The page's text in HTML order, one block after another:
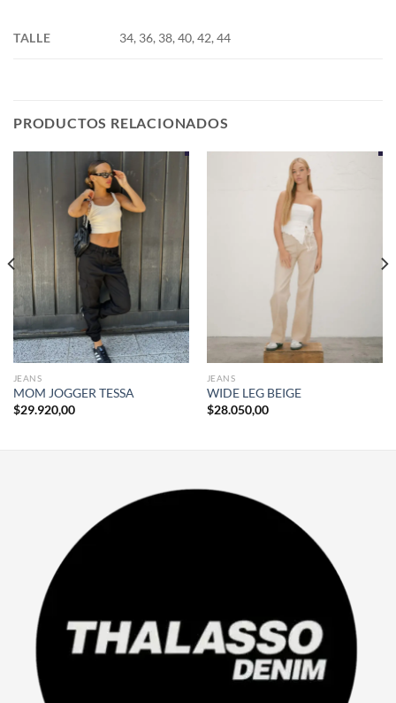
TALLE 34, 36, 38, 40, 42, 44
PRODUCTOS RELACIONADOS
JEANS
MOM JOGGER TESSA
$29.920,00
JEANS
WIDE LEG BEIGE
$28.050,00